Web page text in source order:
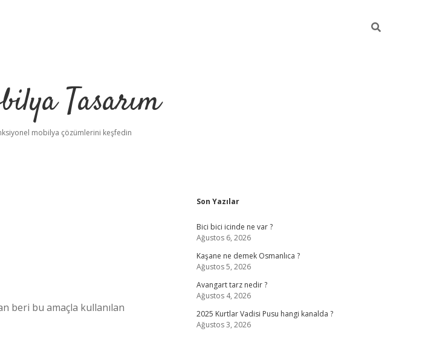
Tasarım
mobilya çözümlerini keşfedin
beri bu amaçla kullanılan
Sidebar
Son Yazılar
Bici bici icinde ne var ?
Ağustos 6, 2026
Kaşane ne demek Osmanlıca ?
Ağustos 5, 2026
Avangart tarz nedir ?
Ağustos 4, 2026
2025 Kurtlar Vadisi Pusu hangi kanalda ?
Ağustos 3, 2026